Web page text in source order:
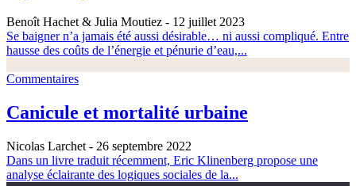
Benoît Hachet & Julia Moutiez - 12 juillet 2023
Se baigner n’a jamais été aussi désirable… ni aussi compliqué. Entre
hausse des coûts de l’énergie et pénurie d’eau,...
Commentaires
Canicule et mortalité urbaine
Nicolas Larchet - 26 septembre 2022
Dans un livre traduit récemment, Eric Klinenberg propose une
analyse éclairante des logiques sociales de la...